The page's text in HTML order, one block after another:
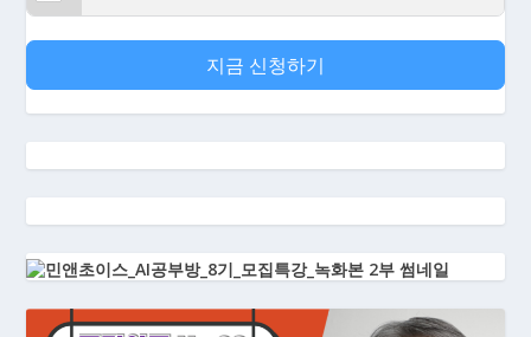
지금 신청하기